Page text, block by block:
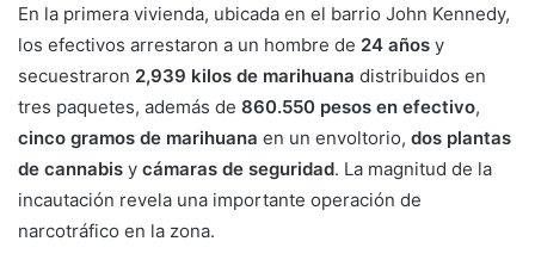
En la primera vivienda, ubicada en el barrio John Kennedy,
los efectivos arrestaron a un hombre de 24 años y
secuestraron 2,939 kilos de marihuana distribuidos en
tres paquetes, además de 860.550 pesos en efectivo,
cinco gramos de marihuana en un envoltorio, dos plantas
de cannabis y cámaras de seguridad. La magnitud de la
incautación revela una importante operación de
narcotráfico en la zona.